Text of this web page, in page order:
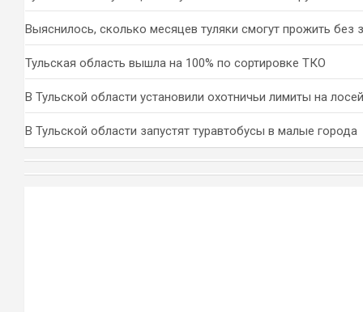
Выяснилось, сколько месяцев туляки смогут прожить без
Тульская область вышла на 100% по сортировке ТКО
В Тульской области установили охотничьи лимиты на
В Тульской области запустят туравтобусы в малые города